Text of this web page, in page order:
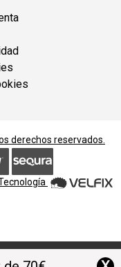
derechos reservados.